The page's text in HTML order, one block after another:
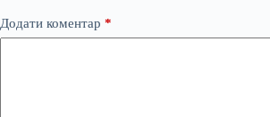
Додати коментар *